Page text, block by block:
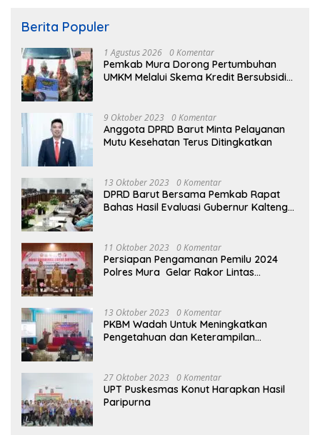
Berita Populer
1 Agustus 2026 0 Komentar
Pemkab Mura Dorong Pertumbuhan
UMKM Melalui Skema Kredit Bersubsidi
9 Oktober 2023 0 Komentar
Anggota DPRD Barut Minta Pelayanan
Mutu Kesehatan Terus Ditingkatkan
13 Oktober 2023 0 Komentar
DPRD Barut Bersama Pemkab Rapat
Bahas Hasil Evaluasi Gubernur Kalteng
11 Oktober 2023 0 Komentar
Persiapan Pengamanan Pemilu 2024
Polres Mura Gelar Rakor Lintas
13 Oktober 2023 0 Komentar
PKBM Wadah Untuk Meningkatkan
Pengetahuan dan Keterampilan
27 Oktober 2023 0 Komentar
UPT Puskesmas Konut Harapkan Hasil
Paripurna